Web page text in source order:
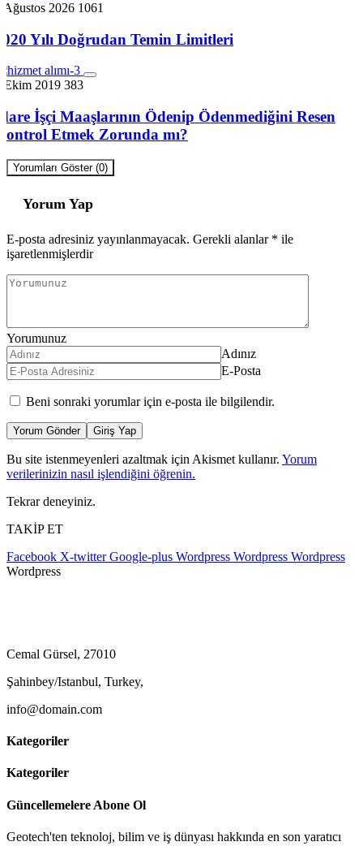
Ağustos 2026 1061
Yılı Doğrudan Temin Limitleri
Ekim 2019 383
İşçi Maaşlarının Ödenip Ödenmediğini Resen
Etmek Zorunda mı?
Yorumları Göster (0)
Yorum Yap
E-posta adresiniz yayınlanmayacak. Gerekli alanlar * ile
işaretlenmişlerdir
Yorumunuz
Adınız
E-Posta
Beni sonraki yorumlar için e-posta ile bilgilendir.
Yorum Gönder Giriş Yap
Bu site istenmeyenleri azaltmak için Akismet kullanır. Yorum
verilerinizin nasıl işlendiğini öğrenin.
Tekrar deneyiniz.
TAKİP ET
Facebook X-twitter Google-plus Wordpress Wordpress Wordpress
Wordpress
Cemal Gürsel, 27010
Şahinbey/Istanbul, Turkey,
info@domain.com
Kategoriler
Kategoriler
Güncellemelere Abone Ol
Geotech'ten teknoloj, bilim ve iş dünyası hakkında en son yaratıcı